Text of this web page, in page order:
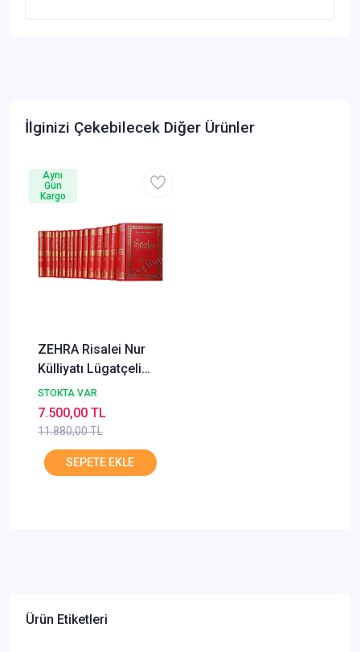
İlginizi Çekebilecek Diğer Ürünler
ZEHRA Risalei Nur
Külliyatı Lügatçeli
Büyük Boy 16 KİTAP
STOKTA VAR
11.880,00 TL
7.500,00 TL
Aynı
Gün
Kargo
Ürün Etiketleri